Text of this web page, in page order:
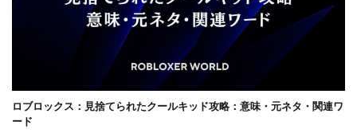
ロブロックス：見捨てられたクールキッド攻略：意味・元ネタ・関連ワ
ード